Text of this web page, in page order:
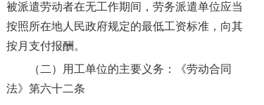
被派遣劳动者在无工作期间，劳务派遣单位应当
按照所在地人民政府规定的最低工资标准，向其
按月支付报酬。
（二）用工单位的主要义务：《劳动合同
法》第六十二条